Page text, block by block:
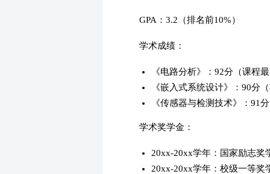
GPA：3.2（排名前10%）
学术成绩：
《电路分析》：92分（课程
《嵌入式系统设计》：90分
《传感器与检测技术》：91
学术奖学金：
20xx-20xx学年：国家励志奖
20xx-20xx学年：校级一等奖